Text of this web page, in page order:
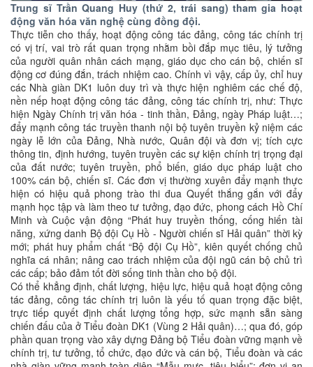
Trung sĩ Trần Quang Huy (thứ 2, trái sang) tham gia hoạt
động văn hóa văn nghệ cùng đồng đội.
Thực tiễn cho thấy, hoạt động công tác đảng, công tác chính trị
có vị trí, vai trò rất quan trọng nhằm bồi đắp mục tiêu, lý tưởng
của người quân nhân cách mạng, giáo dục cho cán bộ, chiến sĩ
động cơ đúng đắn, trách nhiệm cao. Chính vì vậy, cấp ủy, chỉ huy
các Nhà giàn DK1 luôn duy trì và thực hiện nghiêm các chế độ,
nền nếp hoạt động công tác đảng, công tác chính trị, như: Thực
hiện Ngày Chính trị văn hóa - tinh thần, Đảng, ngày Pháp luật…;
đẩy mạnh công tác truyền thanh nội bộ tuyên truyền kỷ niệm các
ngày lễ lớn của Đảng, Nhà nước, Quân đội và đơn vị; tích cực
thông tin, định hướng, tuyên truyền các sự kiện chính trị trọng đại
của đất nước; tuyên truyền, phổ biến, giáo dục pháp luật cho
100% cán bộ, chiến sĩ. Các đơn vị thường xuyên đẩy mạnh thực
hiện có hiệu quả phong trào thi đua Quyết thắng gắn với đẩy
mạnh học tập và làm theo tư tưởng, đạo đức, phong cách Hồ Chí
Minh và Cuộc vận động “Phát huy truyền thống, cống hiến tài
năng, xứng danh Bộ đội Cụ Hồ - Người chiến sĩ Hải quân” thời kỳ
mới; phát huy phẩm chất “Bộ đội Cụ Hồ”, kiên quyết chống chủ
nghĩa cá nhân; nâng cao trách nhiệm của đội ngũ cán bộ chủ trì
các cấp; bảo đảm tốt đời sống tinh thần cho bộ đội.
Có thể khẳng định, chất lượng, hiệu lực, hiệu quả hoạt động công
tác đảng, công tác chính trị luôn là yếu tố quan trọng đặc biệt,
trực tiếp quyết định chất lượng tổng hợp, sức mạnh sẵn sàng
chiến đấu của ở Tiểu đoàn DK1 (Vùng 2 Hải quân)…; qua đó, góp
phần quan trọng vào xây dựng Đảng bộ Tiểu đoàn vững mạnh về
chính trị, tư tưởng, tổ chức, đạo đức và cán bộ, Tiểu đoàn và các